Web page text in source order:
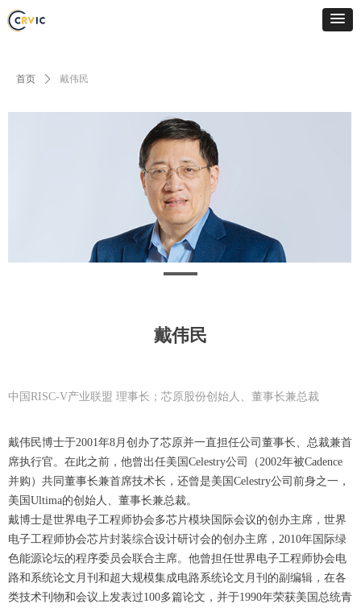
首页 ꄲ 戴伟民
戴伟民
中国RISC-V产业联盟 理事长；芯原股份创始人、董事长兼总裁
戴伟民博士于2001年8月创办了芯原并一直担任公司董事长、总裁兼首
席执行官。在此之前，他曾出任美国Celestry公司（2002年被Cadence
并购）共同董事长兼首席技术长，还曾是美国Celestry公司前身之一，
美国Ultima的创始人、董事长兼总裁。
戴博士是世界电子工程师协会多芯片模块国际会议的创办主席，世界
电子工程师协会芯片封装综合设计研讨会的创办主席，2010年国际绿
色能源论坛的程序委员会联合主席。他曾担任世界电子工程师协会电
路和系统论文月刊和超大规模集成电路系统论文月刊的副编辑，在各
类技术刊物和会议上发表过100多篇论文，并于1990年荣获美国总统青